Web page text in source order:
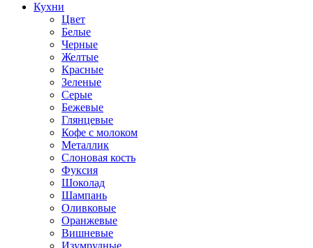
Кухни
Цвет
Белые
Черные
Желтые
Красные
Зеленые
Серые
Бежевые
Глянцевые
Кофе с молоком
Металлик
Слоновая кость
Фуксия
Шоколад
Шампань
Оливковые
Оранжевые
Вишневые
Изумрудные